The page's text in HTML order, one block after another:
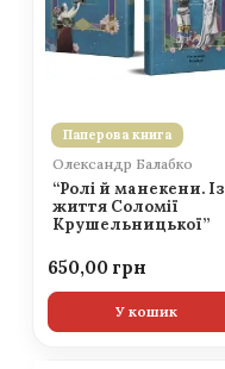
Паперова книга
Олександр Балабко
“Ролі й манекени. Із
життя Соломії
Крушельницької”
650,00
У кошик